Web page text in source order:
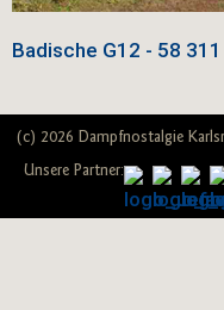
Badische G12 ‑ 58 311
(c) 2026 Dampfnostalgie
Unsere Partner: